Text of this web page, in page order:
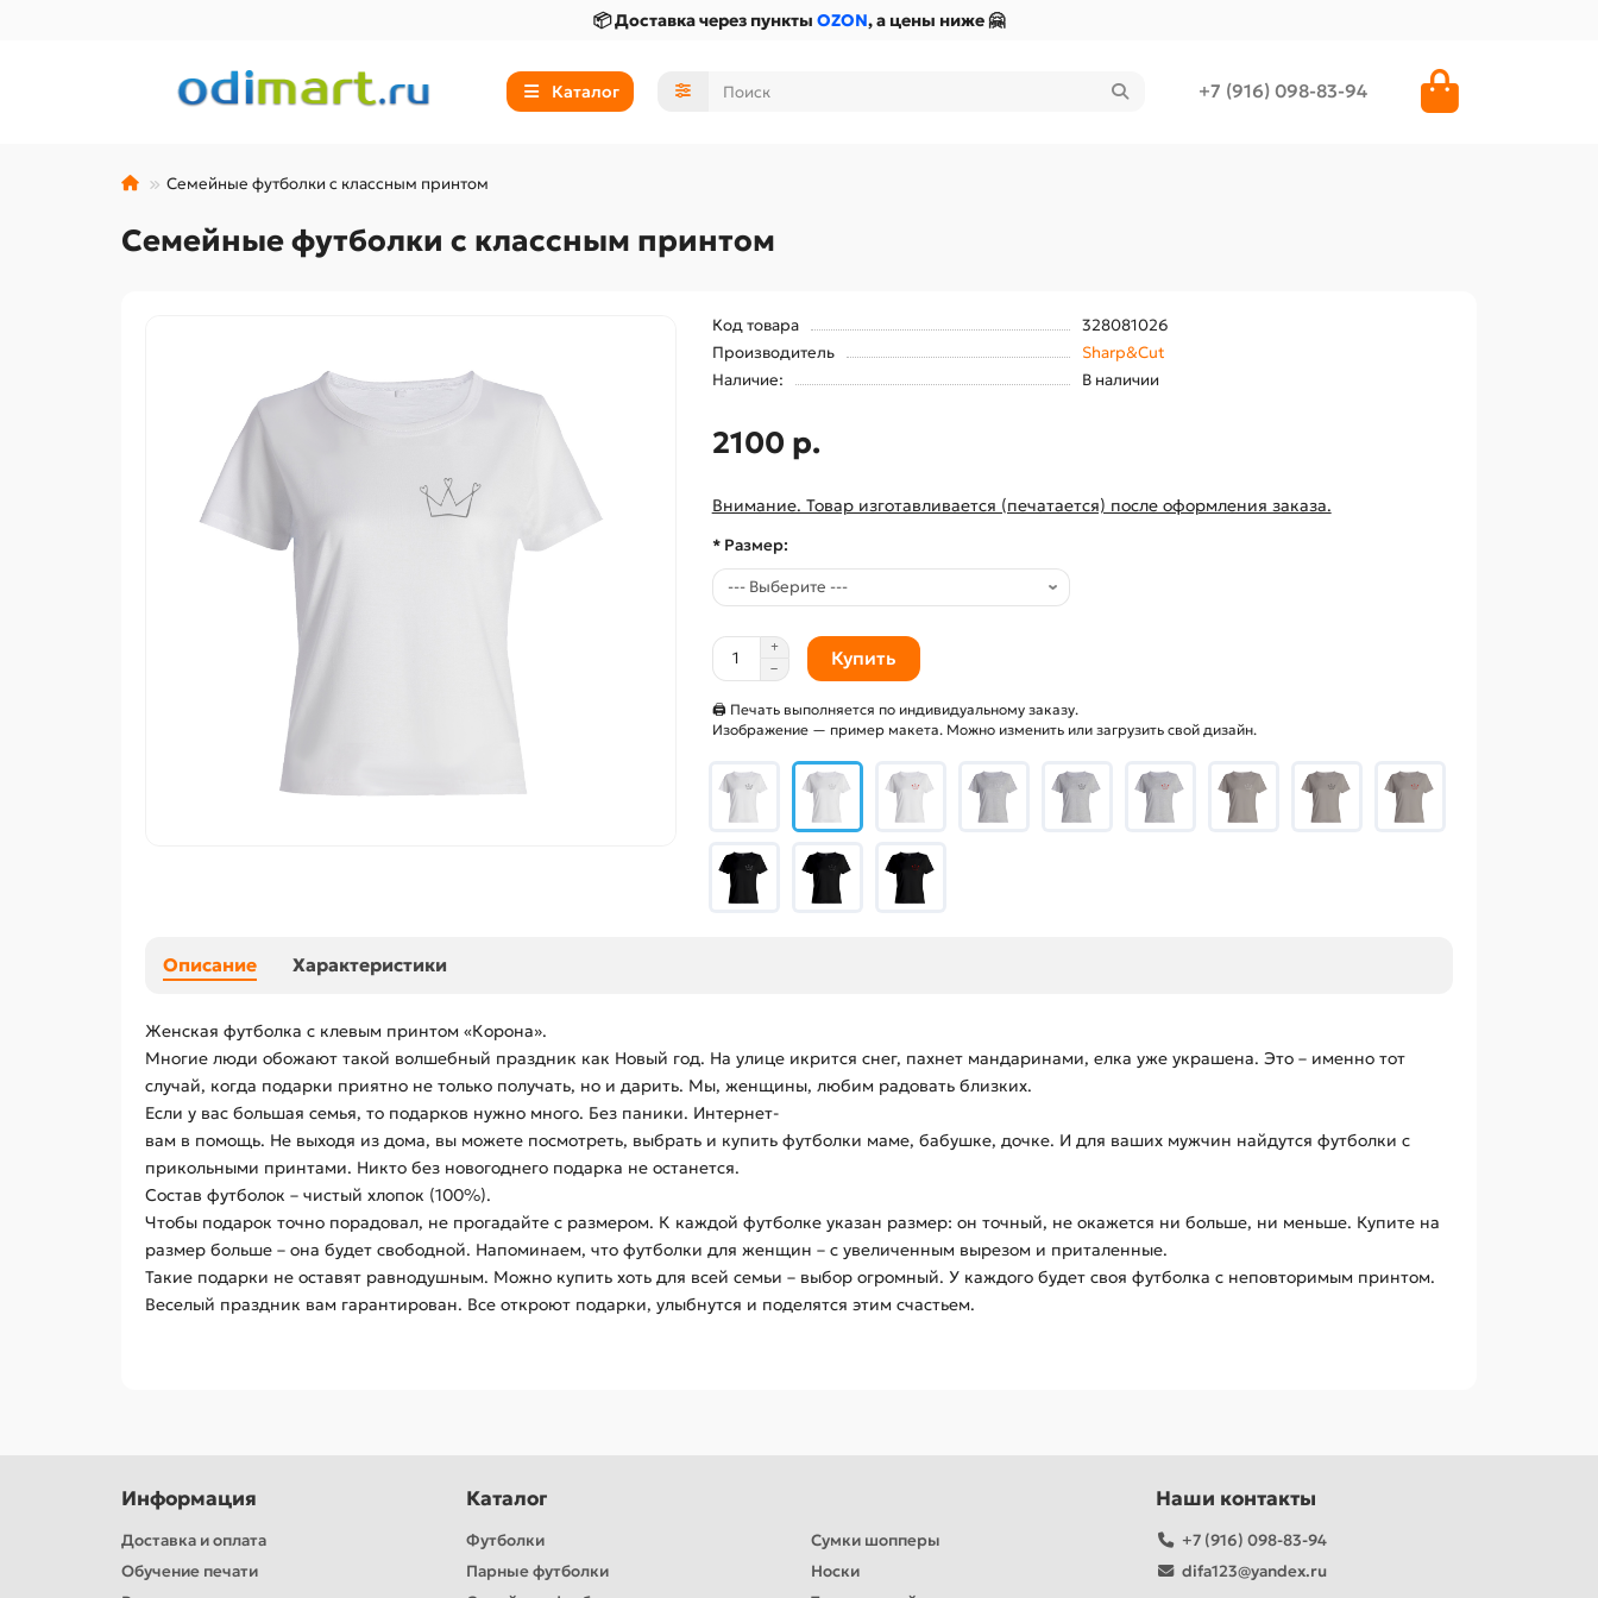
📦 Доставка через пункты OZON, а цены ниже 🤗
Каталог +7 (916) 098-83-94
Семейные футболки с классным принтом
Семейные футболки с классным принтом
Код товара
328081026
Производитель
Sharp&Cut
Наличие:
В наличии
2100 р.
Внимание. Товар изготавливается (печатается) после оформления заказа.
* Размер:
Купить
🖨 Печать выполняется по индивидуальному заказу.
Изображение — пример макета. Можно изменить или загрузить свой дизайн.
Описание Характеристики
Женская футболка с клевым принтом «Корона».
Многие люди обожают такой волшебный праздник как Новый год. На улице икрится снег, пахнет мандаринами, елка уже украшена. Это – именно тот
случай, когда подарки приятно не только получать, но и дарить. Мы, женщины, любим радовать близких.
Если у вас большая семья, то подарков нужно много. Без паники. Интернет-
вам в помощь. Не выходя из дома, вы можете посмотреть, выбрать и купить футболки маме, бабушке, дочке. И для ваших мужчин найдутся футболки с
прикольными принтами. Никто без новогоднего подарка не останется.
Состав футболок – чистый хлопок (100%).
Чтобы подарок точно порадовал, не прогадайте с размером. К каждой футболке указан размер: он точный, не окажется ни больше, ни меньше. Купите на
размер больше – она будет свободной. Напоминаем, что футболки для женщин – с увеличенным вырезом и приталенные.
Такие подарки не оставят равнодушным. Можно купить хоть для всей семьи – выбор огромный. У каждого будет своя футболка с неповторимым принтом.
Веселый праздник вам гарантирован. Все откроют подарки, улыбнутся и поделятся этим счастьем.
Информация
Доставка и оплата
Обучение печати
Каталог
Футболки
Парные футболки
Сумки шопперы
Носки
Наши контакты
+7 (916) 098-83-94
difa123@yandex.ru